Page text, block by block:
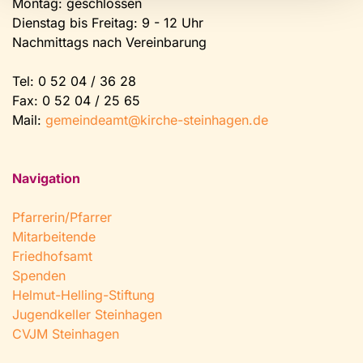
Montag: geschlossen
Dienstag bis Freitag: 9 - 12 Uhr
Nachmittags nach Vereinbarung
Tel: 0 52 04 / 36 28
Fax: 0 52 04 / 25 65
Mail: gemeindeamt@kirche-steinhagen.de
Navigation
Pfarrerin/Pfarrer
Mitarbeitende
Friedhofsamt
Spenden
Helmut-Helling-Stiftung
Jugendkeller Steinhagen
CVJM Steinhagen